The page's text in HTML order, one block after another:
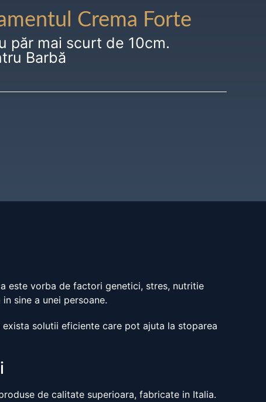
Crema Forte
păr mai scurt de 10cm.
Barbă
este vorba de factori genetici, stres, nutritie
sine a unei persoane.
solutii eficiente care pot ajuta la stoparea
de calitate superioara, fabricate in Italia.